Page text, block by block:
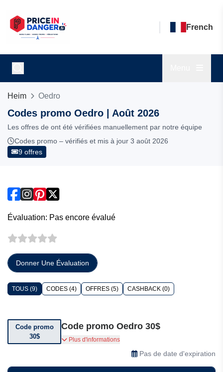
French
Heim Oedro
Codes promo Oedro | Août 2026
Les offres de ont été vérifiées manuellement par notre équipe
Codes promo – vérifiés et mis à jour 3 août 2026
9 offres
Évaluation: Pas encore évalué
Donner Une Évaluation
TOUS (9) CODES (4) OFFRES (5) CASHBACK (0)
Code promo
30$
Code promo Oedro 30$
Utilisez ce code promo pour bénéficier de 30$
de réduction sur les marchepieds Oedro.
Plus d'informations
Pas de date d'expiration